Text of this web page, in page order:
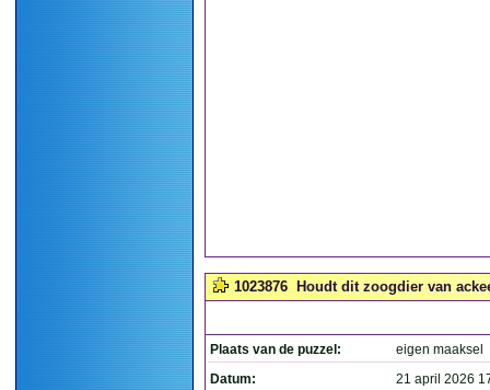
1023876 Houdt dit zoogdier van
Plaats van de puzzel:
eigen maaksel
Datum:
21 april 2026